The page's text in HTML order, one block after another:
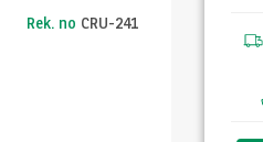
Rek. no CRU-241